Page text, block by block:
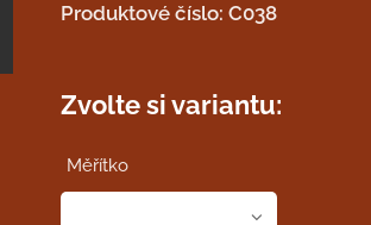
Produktové číslo: C038
Zvolte si variantu:
Měřítko